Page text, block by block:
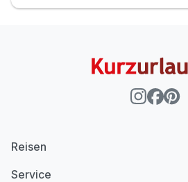
Reisen
Service